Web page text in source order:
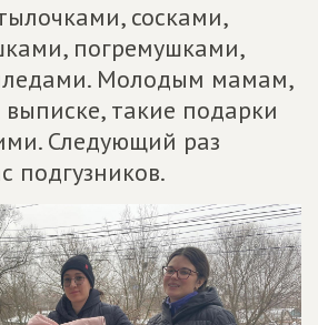
сосками,
погремушками,
Молодым мамам,
такие подарки
Следующий раз
подгузников.